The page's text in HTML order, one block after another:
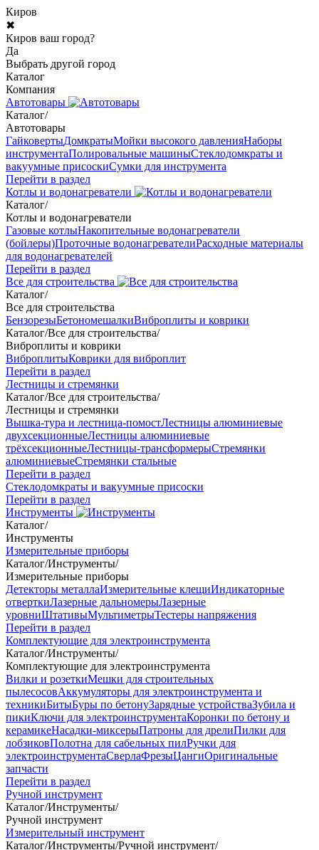
Киров
✖
Киров ваш город?
Да
Выбрать другой город
Каталог
Компания
Автотовары
Каталог/
Автотовары
ГайковертыДомкратыМойки высокого давленияНаборы
инструментаПолировальные машиныСтеклодомкраты и
вакуумные присоскиСумки для инструмента
Перейти в раздел
Котлы и водонагреватели
Каталог/
Котлы и водонагреватели
Газовые котлыНакопительные водонагреватели
(бойлеры)Проточные водонагревателиРасходные материалы
для водонагревателей
Перейти в раздел
Все для строительства
Каталог/
Все для строительства
БензорезыБетономешалкиВиброплиты и коврики
Каталог/Все для строительства/
Виброплиты и коврики
ВиброплитыКоврики для виброплит
Перейти в раздел
Лестницы и стремянки
Каталог/Все для строительства/
Лестницы и стремянки
Вышка-тура и лестница-помостЛестницы алюминиевые
двухсекционныеЛестницы алюминиевые
трёхсекционныеЛестницы-трансформерыСтремянки
алюминиевыеСтремянки стальные
Перейти в раздел
Стеклодомкраты и вакуумные присоски
Перейти в раздел
Инструменты
Каталог/
Инструменты
Измерительные приборы
Каталог/Инструменты/
Измерительные приборы
Детекторы металлаИзмерительные клещиИндикаторные
отверткиЛазерные дальномерыЛазерные
уровниШтативыМультиметрыТестеры напряжения
Перейти в раздел
Комплектующие для электроинструмента
Каталог/Инструменты/
Комплектующие для электроинструмента
Вилки и розеткиМешки для строительных
пылесосовАккумуляторы для электроинструмента и
техникиБитыБуры по бетонуЗарядные устройстваЗубила и
пикиКлючи для электроинструментаКоронки по бетону и
керамикеНасадки-миксерыПатроны для дрелиПилки для
лобзиковПолотна для сабельных пилРучки для
электроинструментаСверлаФрезыЦангиОригинальные
запчасти
Перейти в раздел
Ручной инструмент
Каталог/Инструменты/
Ручной инструмент
Измерительный инструмент
Каталог/Инструменты/Ручной инструмент/